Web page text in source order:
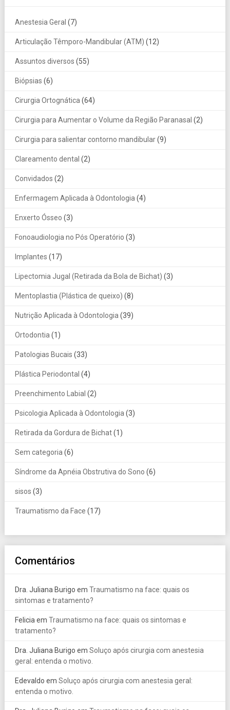
Anestesia Geral (7)
Articulação Têmporo-Mandibular (ATM) (12)
Assuntos diversos (55)
Biópsias (6)
Cirurgia Ortognática (64)
Cirurgia para Aumentar o Volume da Região Paranasal (2)
Cirurgia para salientar contorno mandibular(9)
Clareamento dental (2)
Convidados (2)
Enfermagem Aplicada à Odontologia (4)
Enxerto Ósseo (3)
Fonoaudiologia no Pós Operatório (3)
Implantes (17)
Lipectomia Jugal (Retirada da Bola de Bichat) (3)
Mentoplastia (Plástica de queixo) (8)
Nutrição Aplicada à Odontologia (39)
Ortodontia (1)
Patologias Bucais (33)
Plástica Periodontal (4)
Preenchimento Labial (2)
Psicologia Aplicada à Odontologia (3)
Retirada da Gordura de Bichat(1)
Sem categoria (6)
Síndrome da Apnéia Obstrutiva do Sono (6)
sisos (3)
Traumatismo da Face (17)
Comentários
Dra. Juliana Burigo em Traumatismo na face: quais os
sintomas e tratamento?
Felicia em Traumatismo na face: quais os sintomas e
tratamento?
Dra. Juliana Burigo em Soluço após cirurgia com anestesia
geral: entenda o motivo.
Edevaldo em Soluço após cirurgia com anestesia geral:
entenda o motivo.